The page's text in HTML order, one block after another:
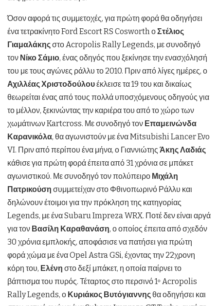
Όσον αφορά τις συμμετοχές, για πρώτη φορά θα οδηγήσει
ένα τετρακίνητο Ford Escort RS Cosworth οΣτέλιος
Γιαμαλάκηςστο Acropolis Rally Legends, με συνοδηγό
τον Νίκο Σάμιο, ένας οδηγός που ξεκίνησε την ενασχόλησή
του με τους αγώνες ράλλυ το 2010. Πριν από λίγες ημέρες, ο
Αχιλλέας Χριστοδούλουέκλεισε τα 19 του και δικαίως
θεωρείται ένας από τους πολλά υποσχόμενους οδηγούς για
το μέλλον, ξεκινώντας την καριέρα του από το χώρo των
χωμάτινων Kartcross. Με συνοδηγό τον Επαμεινώνδα
Καρανικόλα, θα αγωνιστούν με ένα Mitsubishi Lancer Evo
VI. Πριν από περίπου ένα μήνα, ο Γιαννιώτης Άκης Λαδιάς
κάθισε για πρώτη φορά έπειτα από 31 χρόνια σε μπάκετ
αγωνιστικού. Με συνοδηγό τον πολύπειρο Μιχάλη
Πατρικούση συμμετείχαν στο Φθινοπωρινό Ράλλυ και
δηλώνουν έτοιμοι για την πρόκληση της κατηγορίας
Legends, με ένα Subaru Impreza WRX. Ποτέ δεν είναι αργά
για τον Βασίλη Καραθανάση, ο οποίος έπειτα από σχεδόν
30 χρόνια εμπλοκής, αποφάσισε να πατήσει για πρώτη
φορά χώμα με ένα Opel Astra GSi, έχοντας την 22χρονη
κόρη του, Ελένη στο δεξί μπάκετ, η οποία παίρνει το
βάπτισμα του πυρός. Τέταρτος στο περσινό 1ο Acropolis
Rally Legends, ο Κυριάκος Βυτόγιαννηςθα οδηγήσει και